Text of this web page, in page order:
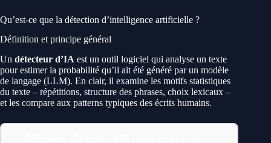
Qu’est-ce que la détection d’intelligence artificielle ?
Définition et principe général
Un détecteur d’IA est un outil logiciel qui analyse un texte
pour estimer la probabilité qu’il ait été généré par un modèle
de langage (LLM). En clair, il examine les motifs statistiques
du texte – répétitions, structure des phrases, choix lexicaux –
et les compare aux patterns typiques des écrits humains.